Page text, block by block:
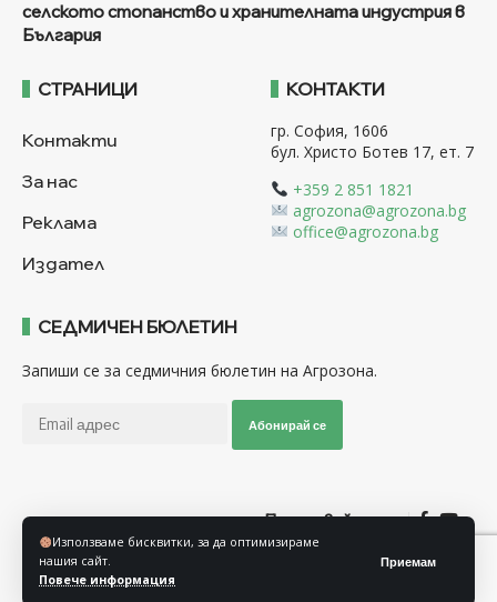
Използваме бисквитки, за да оптимизираме
нашия сайт.
Повече информация
Приемам
селското стопанство и хранителната индустрия в
България
СТРАНИЦИ
Контакти
За нас
Реклама
Издател
КОНТАКТИ
гр. София, 1606
бул. Христо Ботев 17, ет. 7
+359 2 851 1821
agrozona@agrozona.bg
office@agrozona.bg
СЕДМИЧЕН БЮЛЕТИН
Запиши се за седмичния бюлетин на Агрозона.
Абонирай се
Последвайте ни
Общи условия
Политика за използване на “Бисквитки”